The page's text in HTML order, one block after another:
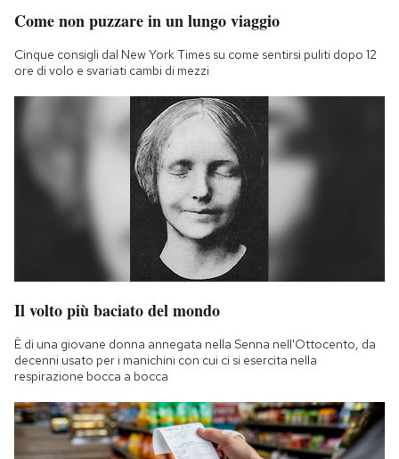
Come non puzzare in un lungo viaggio
Cinque consigli dal New York Times su come sentirsi puliti dopo 12
ore di volo e svariati cambi di mezzi
Il volto più baciato del mondo
È di una giovane donna annegata nella Senna nell'Ottocento, da
decenni usato per i manichini con cui ci si esercita nella
respirazione bocca a bocca